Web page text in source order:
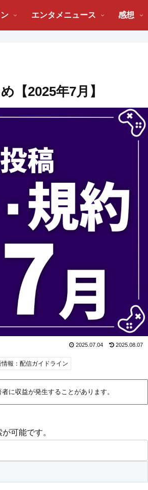
エンタメニュース 感想
【2025年7月】
2025.07.04 2025.08.07
情報：配信ガイドライン
に収益が発生することがあります。
可能です。